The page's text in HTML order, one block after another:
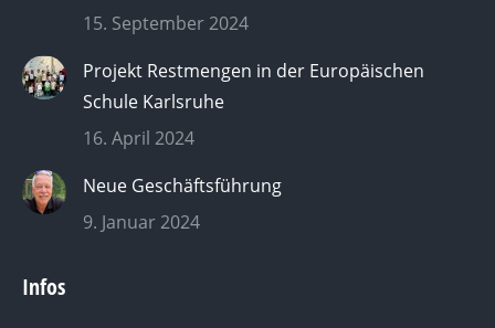
15. September 2024
Projekt Restmengen in der Europäischen
Schule Karlsruhe
16. April 2024
Neue Geschäftsführung
9. Januar 2024
Infos